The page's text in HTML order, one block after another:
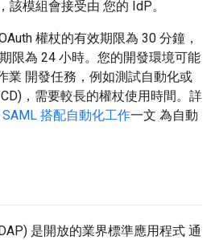
該模組會接受由 您的 IdP。
權杖的有效期限為 30 分鐘，
限為 24 小時。您的開發環境可能
業 開發任務，例如測試自動化或
，需要較長的權杖使用時間。詳
搭配自動化工作一文 為自動
是開放的業界標準應用程式 通